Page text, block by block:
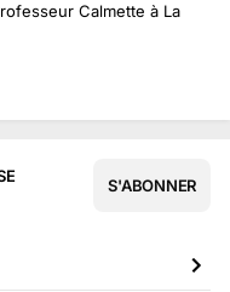
Calmette à La
S'ABONNER